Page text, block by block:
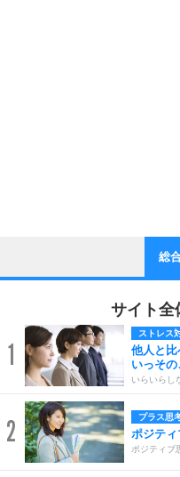
総
サイト全
1
ストレス
他人と比
いっその
いらいらし
2 プラス思
ポジティ
ポジティブ